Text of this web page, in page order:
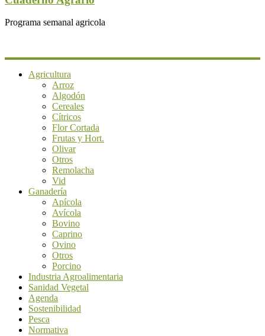
Programa semanal agricola
Agricultura
Arroz
Algodón
Cereales
Cítricos
Flor Cortada
Frutas y Hort.
Olivar
Otros
Remolacha
Vid
Ganadería
Apícola
Avícola
Bovino
Caprino
Ovino
Otros
Porcino
Industria Agroalimentaria
Sanidad Vegetal
Agenda
Sostenibilidad
Pesca
Normativa